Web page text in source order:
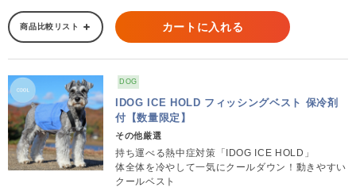
商品比較リスト カートに入れる
DOG
IDOG ICE HOLD フィッシングベスト 保冷剤
付【数量限定】
その他厳選
持ち運べる熱中症対策「IDOG ICE HOLD」
体全体を冷やして一気にクールダウン！動きやすい
クールベスト